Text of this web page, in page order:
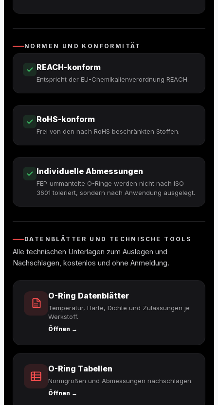
NORMEN UND KONFORMITÄT
REACH-konform
Entspricht der EU-Chemikalienverordnung REACH.
RoHS-konform
Frei von den nach RoHS beschränkten Stoffen.
Individuelle Abmessungen
FEP-ummantelte O-Ringe werden nicht nach ISO
3601 toleriert, sondern nach Anwendung ausgelegt.
DATENBLÄTTER UND TECHNISCHE TOOLS
Alle technischen Unterlagen zum Auslegen und
Nachschlagen, kostenlos und ohne Anmeldung.
O-Ring Datenblätter
Temperatur, Härte, Dichte und Zulassungen je
Werkstoff.
Öffnen →
O-Ring Tabellen
Normgrößen und Abmessungen nachschlagen.
Öffnen →